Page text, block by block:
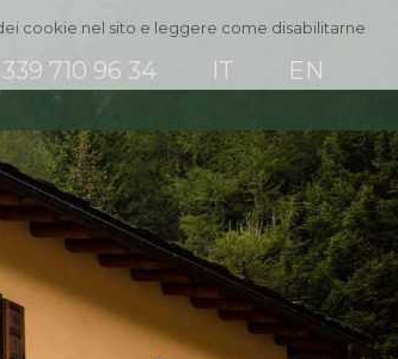
710 96 34 IT EN
cookie nel sito e leggere come disabilitarne